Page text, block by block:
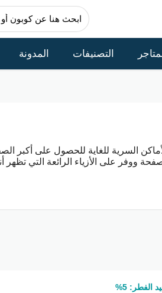
التصنيفات المدونة
السرية للغاية للحصول على أكبر
ووفر على الأزياء الرائعة التي تظهر
كود خصم فوغا كلوسيت عيد الفطر: 5%